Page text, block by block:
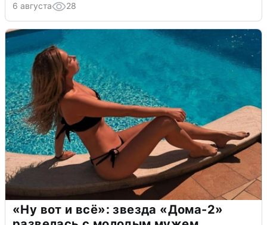
6 августа 28
«Ну вот и всё»: звезда «Дома-2»